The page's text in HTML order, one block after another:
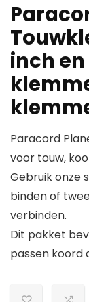
inch
Paracord
voor touw,
Gebruik onze
binden of
verbinden.
Dit pakket
passen